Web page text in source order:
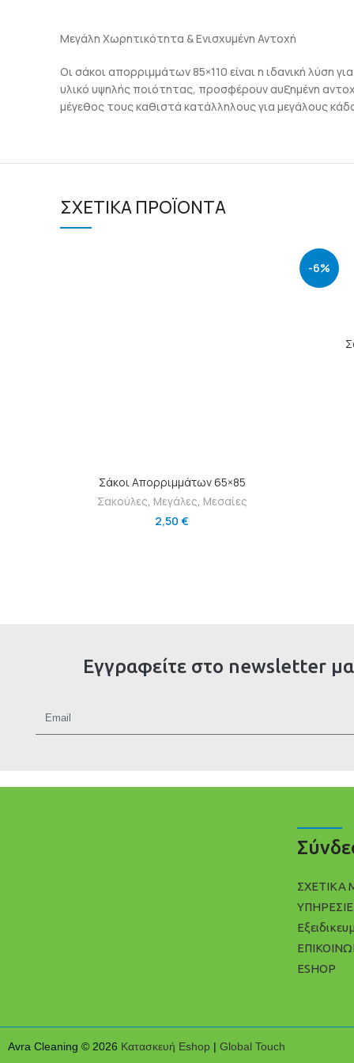
Μεγάλη Χωρητικότητα & Ενισχυμένη Αντοχή
Οι σάκοι απορριμμάτων 85×110 είναι η ιδανική λύση
υλικό υψηλής ποιότητας, προσφέρουν αυξημένη
μέγεθος τους καθιστά κατάλληλους για μεγάλους
ΣΧΕΤΙΚΆ ΠΡΟΪΌΝΤΑ
ΠΡΟΣΘΉΚΗ ΣΤΟ ΚΑΛΆΘΙ
Σάκοι Απορριμμάτων 65×85
Σακούλες, Μεγάλες, Μεσαίες
2,50 €
-6%
Εγγραφείτε στο newsletter
ΣΧΕΤΙΚΑ
ESHOP
Avra Cleaning © 2026 Κατασκευή Eshop | Global Touch